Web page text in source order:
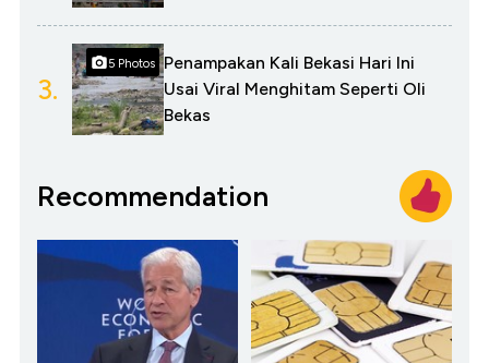
3.
5 Photos
Penampakan Kali Bekasi Hari Ini
Usai Viral Menghitam Seperti Oli
Bekas
Recommendation